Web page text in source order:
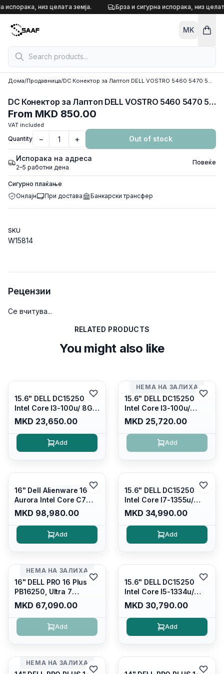
Skip to content
испорака, низ целата земја. Брза и сигурна испорака, низ
MK
Дома/Продавница/ DC Конектор за Лаптоп DELL VOSTRO 5460 5470 5480 5560
DC Конектор за Лаптоп DELL VOSTRO 5460 5470 5480 5560
From MKD 850.00
VAT included
Quantity − + Out of stock
Испорака на адреса
2–5 работни дена
Повеќе
Сигурно плаќање
Онлајн
При достава Банкарски трансфер
SKU
W15814
Рецензии
Се вчитува...
RELATED PRODUCTS
You might also like
15.6" DELL DC15250
Intel Core I3-100u/ 8GB
DDR4/ 512GB SSD M.2/
Iris Xe Graphics/ 120Hz
Anti-glare LED Display/
Backlit Kb/ Platinum
MKD 23,650.00
Add
НЕМА НА ЗАЛИХА
15.6" DELL DC15250
Intel Core I3-100u/
16GB DDR4/ 512GB SSD
M.2/ Iris Xe Graphics/
120Hz Anti-glare LED
Display/ Backlit Kb/
MKD 25,720.00
Add
16" Dell Alienware 16
Aurora Intel Core C7
240H /16GB RAM DDR5
5600mhz/ 1TB SSD M.2
Nvme/rtx4050 6GB/
Wqxga(2560x1600)
Win 11 Home/
MKD 98,980.00
Add
15.6" DELL DC15250
Intel Core I7-1355u/
16GB DDR4 / 512GB SSD
M.2 2230/ Intel UHD
Graphics/ 120Hz Anti-
glare FULLHD LED
MKD 34,990.00
Add
НЕМА НА ЗАЛИХА
16" DELL PRO 16 Plus
PB16250, Ultra 7
265U/16GB RAM (1x
16GB) 5600 Mhz DDR5/
512GB SSD M.2 Nvme/
/cam+mic,bt/backlit KB
MKD 67,090.00
Add
15.6" DELL DC15250
Intel Core I5-1334u/
16GB DDR4 (1x16gb
2666mhz)/ 512GB SSD
M.2 Nvme/ Intel UHD
Graphics/ 120Hz Anti-
MKD 30,790.00
Add
НЕМА НА ЗАЛИХА